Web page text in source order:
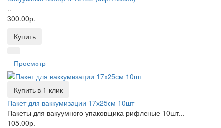
..
300.00р.
Купить
Просмотр
Купить в 1 клик
Пакет для ваккумизации 17х25см 10шт
Пакеты для вакуумного упаковщика рифленые 10шт...
105.00р.